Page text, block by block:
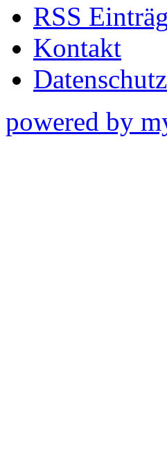
RSS
Kontakt
Datenschutz
powered by